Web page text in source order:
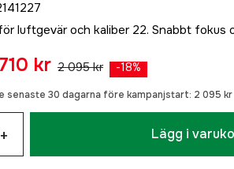
luftgevär och kaliber 22. Snabbt fokus
kr 2 095 kr -18%
senaste 30 dagarna före kampanjstart: 2 095 kr
+ Lägg i